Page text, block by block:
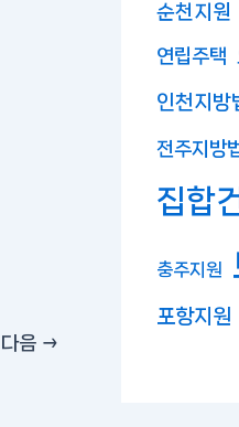
다음 →
순천지원
연립주택
인천지방
전주지방
집합
충주지원
포항지원